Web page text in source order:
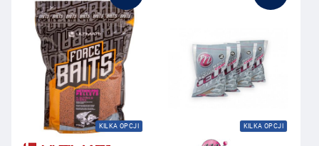
KILKA OPCJI KILKA OPCJI